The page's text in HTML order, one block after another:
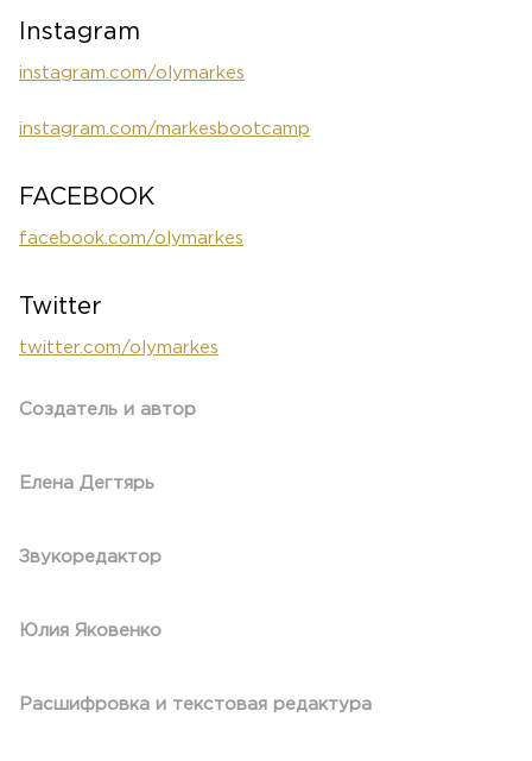
Instagram
instagram.com/olymarkes
instagram.com/markesbootcamp
FACEBOOK
facebook.com/olymarkes
Twitter
twitter.com/olymarkes
Создатель и автор
Елена Дегтярь
Звукоредактор
Юлия Яковенко
Расшифровка и текстовая редактура